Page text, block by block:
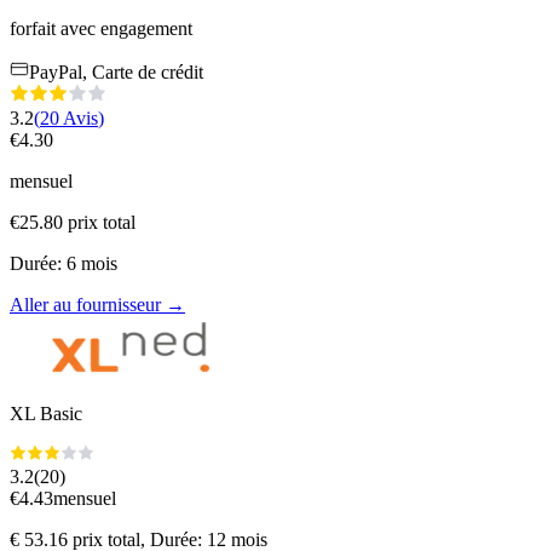
forfait avec engagement
PayPal, Carte de crédit
3.2(20 Avis)
€4.30
mensuel
€25.80 prix total
Durée: 6 mois
Aller au fournisseur→
XL Basic
3.2(20)
€4.43mensuel
€ 53.16 prix total, Durée: 12 mois